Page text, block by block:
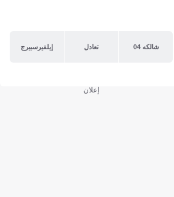
شالكه 04 تعادل إيلفيرسبيرج
إعلان